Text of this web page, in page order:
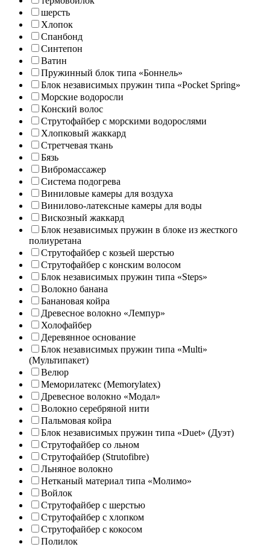
шерсть
Хлопок
Спанбонд
Синтепон
Ватин
Пружинный блок типа «Боннель»
Блок независимых пружин типа «Pocket Spring»
Морские водоросли
Конский волос
Струтофайбер с морскими водорослями
Хлопковый жаккард
Стретчевая ткань
Бязь
Вибромассажер
Система подогрева
Виниловые камеры для воздуха
Винилово-латексные камеры для воды
Вискозный жаккард
Блок независимых пружин в блоке из жесткого
полиуретана
Струтофайбер с козьей шерстью
Струтофайбер с конским волосом
Блок независимых пружин типа «Steps»
Волокно банана
Банановая койра
Древесное волокно «Лемпур»
Холофайбер
Деревянное основание
Блок независимых пружин типа «Multi»
(Мультипакет)
Велюр
Меморилатекс (Memorylatex)
Древесное волокно «Модал»
Волокно серебряной нити
Пальмовая койра
Блок независимых пружин типа «Duet» (Дуэт)
Струтофайбер со льном
Струтофайбер (Strutofibre)
Льняное волокно
Нетканый материал типа «Молимо»
Войлок
Струтофайбер с шерстью
Струтофайбер с хлопком
Струтофайбер с кокосом
Полилок